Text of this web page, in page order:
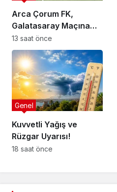
Arca Çorum FK,
Galatasaray Maçına
Hazır mı?
13 saat önce
Kuvvetli Yağış ve
Rüzgar Uyarısı!
Genel
18 saat önce